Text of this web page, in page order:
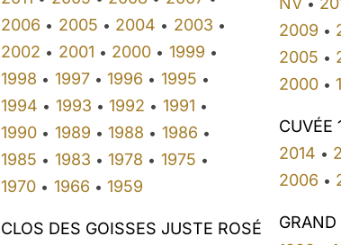
2006 • 2005 • 2004 • 2003 •
2002 • 2001 • 2000 • 1999 •
1998 • 1997• 1996 • 1995 •
1994 • 1993 • 1992 • 1991 •
1990 • 1989 • 1988 • 1986 •
1985 • 1983 • 1978 • 1975 •
1970 • 1966 • 1959
CLOS DES GOISSES JUSTE ROSÉ
2009 •
2005 •
2000•
CUVÉE
2014 •
2006 •